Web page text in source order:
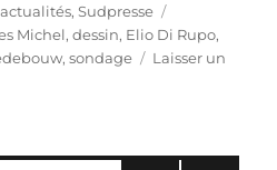
,Sudpresse
Michel,dessin, Elio Di Rupo,
,sondage
Laisser un